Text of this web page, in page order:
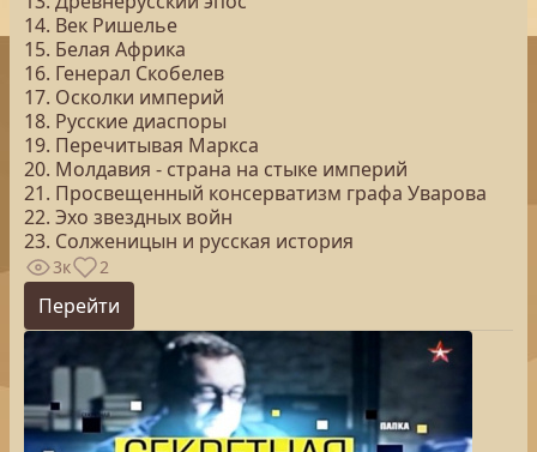
14. Век Ришелье
15. Белая Африка
16. Генерал Скобелев
17. Осколки империй
18. Русские диаспоры
19. Перечитывая Маркса
20. Молдавия - страна на стыке империй
21. Просвещенный консерватизм графа Уварова
22. Эхо звездных войн
23. Солженицын и русская история
3к 2
Перейти